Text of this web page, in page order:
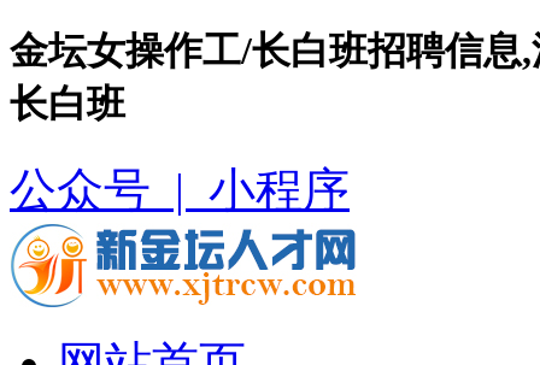
金坛女操作工/长白班招聘信
长白班
公众号 | 小程序